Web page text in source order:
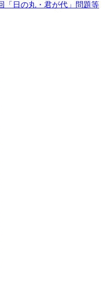
「日の丸・君が代」問題等